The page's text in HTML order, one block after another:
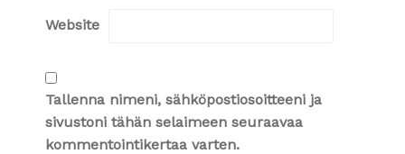
Website
Tallenna nimeni, sähköpostiosoitteeni ja
sivustoni tähän selaimeen seuraavaa
kommentointikertaa varten.